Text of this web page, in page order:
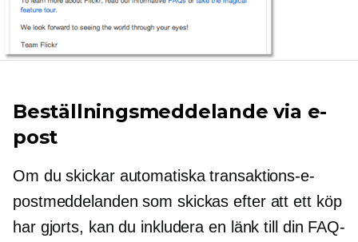
Beställningsmeddelande via e-
post
Om du skickar automatiska transaktions-e-
postmeddelanden som skickas efter att ett köp
har gjorts, kan du inkludera en länk till din FAQ-